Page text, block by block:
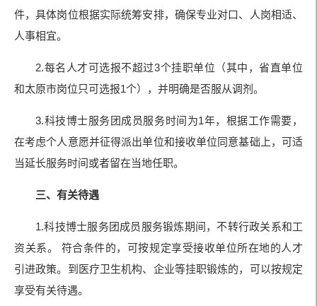
件，具体岗位根据实际统筹安排，确保专业对口、人岗相适、
人事相宜。
2.每名人才可选报不超过3个挂职单位（其中，省直单位
和太原市岗位只可选报1个），并明确是否服从调剂。
3.科技博士服务团成员服务时间为1年，根据工作需要，
在考虑个人意愿并征得派出单位和接收单位同意基础上，可适
当延长服务时间或者留在当地任职。
三、有关待遇
1.科技博士服务团成员服务锻炼期间，不转行政关系和工
资关系。 符合条件的，可按规定享受接收单位所在地的人才
引进政策。到医疗卫生机构、企业等挂职锻炼的，可以按规定
享受有关待遇。